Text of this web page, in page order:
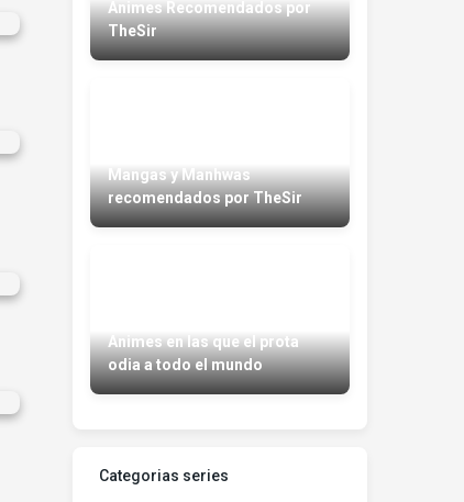
Animes Recomendados por
TheSir
Mangas y Manhwas
recomendados por TheSir
Animes en las que el prota
odia a todo el mundo
Categorias series